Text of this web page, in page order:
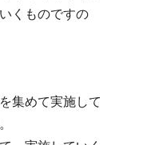
くものですの
集めて実施して